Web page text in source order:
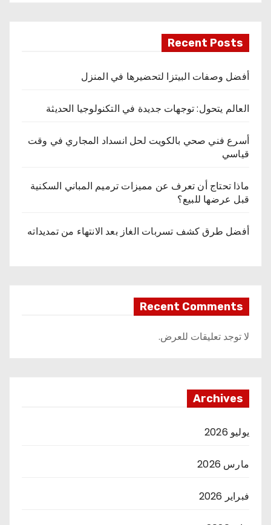
Recent Posts
أفضل وصفات البيتزا لتحضيرها في المنزل
العالم يتحول: توجهات جديدة في التكنولوجيا الحديثة
أسرع فني صحي بالكويت لحل انسداد المجاري في وقت
قياسي
ماذا تحتاج أن تعرف عن مميزات ترميم المباني السكنية
قبل عرضها للبيع؟
أفضل طرق كشف تسربات الغاز بعد الانتهاء من تمديداته
Recent Comments
لا توجد تعليقات للعرض.
Archives
يوليو 2026
مارس 2026
فبراير 2026